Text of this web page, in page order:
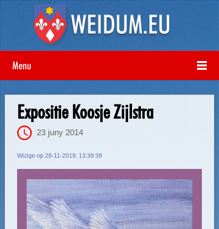
Menu
Expositie Koosje Zijlstra
23 juny 2014
Wizige op 28-11-2019, 13:39:39